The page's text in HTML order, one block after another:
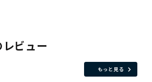
ビュー
もっと見る